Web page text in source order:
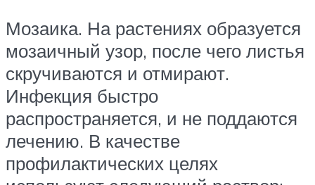
Мозаика. На растениях образуется
мозаичный узор, после чего листья
скручиваются и отмирают.
Инфекция быстро
распространяется, и не поддаются
лечению. В качестве
профилактических целях